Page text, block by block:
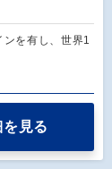
を有し、世界1
を見る